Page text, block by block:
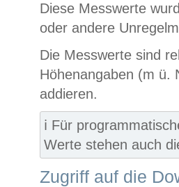
Diese Messwerte
oder andere
Die Messwerte sind
Höhenangaben (m ü.
addieren.
ℹ️ Für
Werte stehen auch
Zugriff auf die